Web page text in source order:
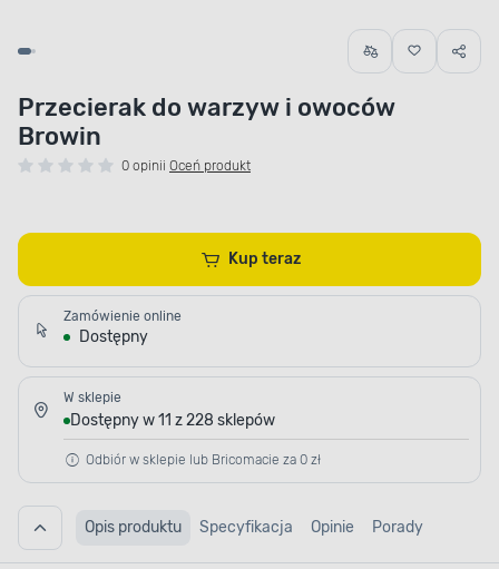
Przecierak do warzyw i owoców
Browin
0 opinii Oceń produkt
Kup teraz
Zamówienie online
Dostępny
W sklepie
Dostępny w 11 z 228 sklepów
Odbiór w sklepie lub Bricomacie za 0 zł
Opis produktu Specyfikacja Opinie Porady